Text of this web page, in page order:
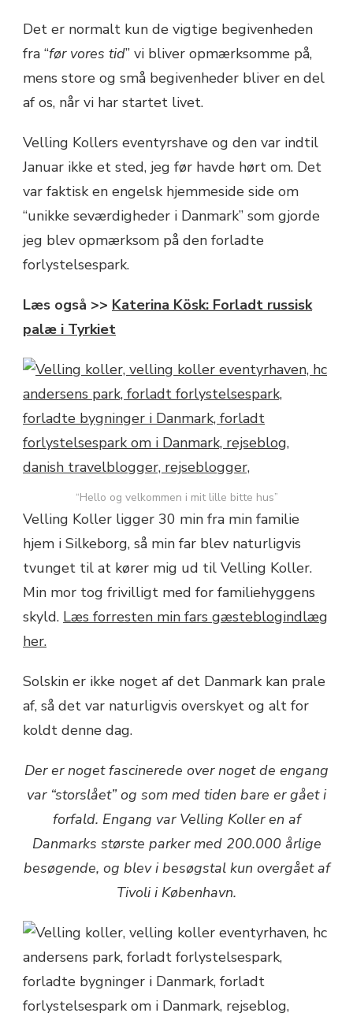
Det er normalt kun de vigtige begivenheden
fra “før vores tid” vi bliver opmærksomme på,
mens store og små begivenheder bliver en del
af os, når vi har startet livet.
Velling Kollers eventyrshave og den var indtil
Januar ikke et sted, jeg før havde hørt om. Det
var faktisk en engelsk hjemmeside side om
“unikke seværdigheder i Danmark” som gjorde
jeg blev opmærksom på den forladte
forlystelsespark.
Læs også >> Katerina Kösk: Forladt russisk
palæ i Tyrkiet
“Hello og velkommen i mit lille bitte hus”
Velling Koller ligger 30 min fra min familie
hjem i Silkeborg, så min far blev naturligvis
tvunget til at kører mig ud til Velling Koller.
Min mor tog frivilligt med for familiehyggens
skyld. Læs forresten min fars gæsteblogindlæg
her.
Solskin er ikke noget af det Danmark kan prale
af, så det var naturligvis overskyet og alt for
koldt denne dag.
Der er noget fascinerede over noget de engang
var “storslået” og som med tiden bare er gået i
forfald. Engang var Velling Koller en af
Danmarks største parker med 200.000 årlige
besøgende, og blev i besøgstal kun overgået af
Tivoli i København.